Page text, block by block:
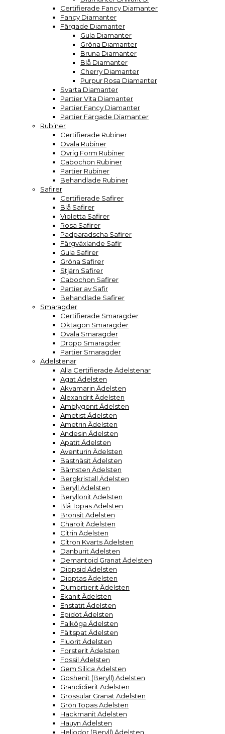
Certifierade Fancy Diamanter
Fancy Diamanter
Färgade Diamanter
Gula Diamanter
Gröna Diamanter
Bruna Diamanter
Blå Diamanter
Cherry Diamanter
Purpur Rosa Diamanter
Svarta Diamanter
Partier Vita Diamanter
Partier Fancy Diamanter
Partier Färgade Diamanter
Rubiner
Certifierade Rubiner
Ovala Rubiner
Övrig Form Rubiner
Cabochon Rubiner
Partier Rubiner
Behandlade Rubiner
Safirer
Certifierade Safirer
Blå Safirer
Violetta Safirer
Rosa Safirer
Padparadscha Safirer
Färgväxlande Safir
Gula Safirer
Gröna Safirer
Stjärn Safirer
Cabochon Safirer
Partier av Safir
Behandlade Safirer
Smaragder
Certifierade Smaragder
Oktagon Smaragder
Ovala Smaragder
Dropp Smaragder
Partier Smaragder
Ädelstenar
Alla Certifierade Ädelstenar
Agat Ädelsten
Akvamarin Ädelsten
Alexandrit Ädelsten
Amblygonit Ädelsten
Ametist Ädelsten
Ametrin Ädelsten
Andesin Ädelsten
Apatit Ädelsten
Aventurin Ädelsten
Bastnäsit Ädelsten
Bärnsten Ädelsten
Bergkristall Ädelsten
Beryll Ädelsten
Beryllonit Ädelsten
Blå Topas Ädelsten
Bronsit Ädelsten
Charoit Ädelsten
Citrin Ädelsten
Citron Kvarts Ädelsten
Danburit Ädelsten
Demantoid Granat Ädelsten
Diopsid Ädelsten
Dioptas Ädelsten
Dumortierit Ädelsten
Ekanit Ädelsten
Enstatit Ädelsten
Epidot Ädelsten
Falköga Ädelsten
Fältspat Ädelsten
Fluorit Ädelsten
Forsterit Ädelsten
Fossil Ädelsten
Gem Silica Ädelsten
Goshenit (Beryll) Ädelsten
Grandidierit Ädelsten
Grossular Granat Ädelsten
Grön Topas Ädelsten
Hackmanit Ädelsten
Hauyn Ädelsten
Heliodor (Beryll) Ädelsten